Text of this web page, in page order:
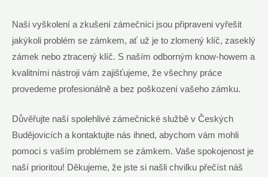
Naši vyškolení a zkušení zámečníci jsou připraveni vyřešit
jakýkoli problém se zámkem, ať už je to zlomený klíč, zaseklý
zámek nebo ztracený klíč. S naším odborným know-howem a
kvalitními nástroji vám zajišťujeme, že všechny práce
provedeme profesionálně a bez poškození vašeho zámku.
Důvěřujte naší spolehlivé zámečnické službě v Českých
Budějovicích a kontaktujte nás ihned, abychom vám mohli
pomoci s vaším problémem se zámkem. Vaše spokojenost je
naší prioritou! Děkujeme, že jste si našli chvilku přečíst náš